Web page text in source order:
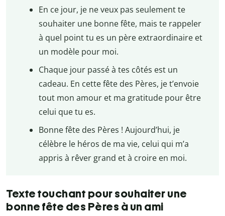
En ce jour, je ne veux pas seulement te
souhaiter une bonne fête, mais te rappeler
à quel point tu es un père extraordinaire et
un modèle pour moi.
Chaque jour passé à tes côtés est un
cadeau. En cette fête des Pères, je t’envoie
tout mon amour et ma gratitude pour être
celui que tu es.
Bonne fête des Pères ! Aujourd’hui, je
célèbre le héros de ma vie, celui qui m’a
appris à rêver grand et à croire en moi.
Texte touchant pour souhaiter une
bonne fête des Pères à un ami